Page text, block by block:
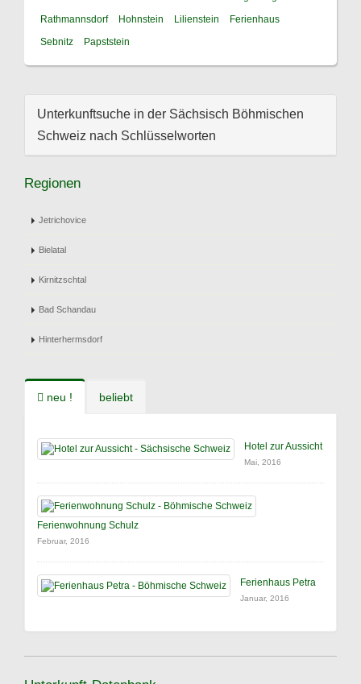
Rathmannsdorf
Hohnstein Lilienstein
Ferienhaus
Sebnitz
Papststein
Unterkunftsuche in der Sächsisch Böhmischen
Schweiz nach Schlüsselworten
Regionen
Jetrichovice
Bielatal
Kirnitzschtal
Bad Schandau
Hinterhermsdorf
neu ! beliebt
Hotel zur Aussicht
Mai, 2016
Ferienwohnung Schulz
Februar, 2016
Ferienhaus Petra
Januar, 2016